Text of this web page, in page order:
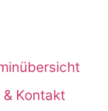
Kontakt